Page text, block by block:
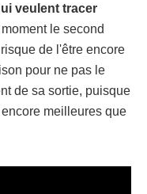
veulent tracer
le second
de l'être encore
pour ne pas le
de sa sortie, puisque
meilleures que